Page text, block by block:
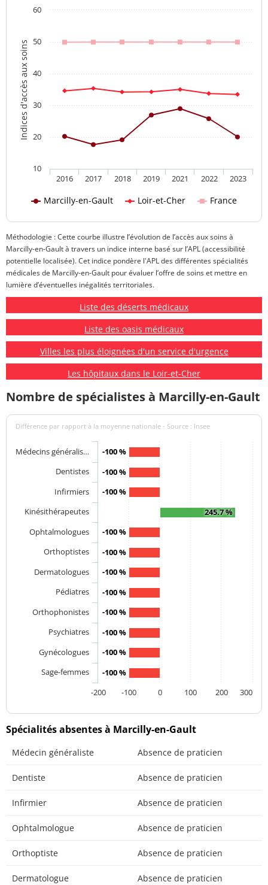
Indices d'accès aux soins
Marcilly-en-Gault Loir-et-Cher France
2016 2017 2018 2019 2021 2022 2023
10
20
30
40
50
60
Méthodologie : Cette courbe illustre l’évolution de l’accès aux soins à
Marcilly-en-Gault à travers un indice interne basé sur l’APL (accessibilité
potentielle localisée). Cet indice pondère l'APL des différentes spécialités
médicales de Marcilly-en-Gault pour évaluer l’offre de soins et mettre en
lumière d’éventuelles inégalités territoriales.
Liste des déserts médicaux
Liste des oasis médicaux
Villes les plus éloignées d'un service d'urgence
Les hôpitaux dans le Loir-et-Cher
Nombre de spécialistes à Marcilly-en-Gault
Différence par rapport à la moyenne nationale - Source : Insee
-100 %
-100 %
-100 %
245.7 %
-100 %
-100 %
-100 %
-100 %
-100 %
-100 %
-100 %
-100 %
Médecins généralis…
Dentistes
Infirmiers
Kinésithérapeutes
Ophtalmologues
Orthoptistes
Dermatologues
Pédiatres
Orthophonistes
Psychiatres
Gynécologues
Sage-femmes
-100
0 100 200 300
-200
Spécialités absentes à Marcilly-en-Gault
Médecin généraliste Absence de praticien
Dentiste Absence de praticien
Infirmier Absence de praticien
Ophtalmologue Absence de praticien
Orthoptiste Absence de praticien
Dermatologue Absence de praticien